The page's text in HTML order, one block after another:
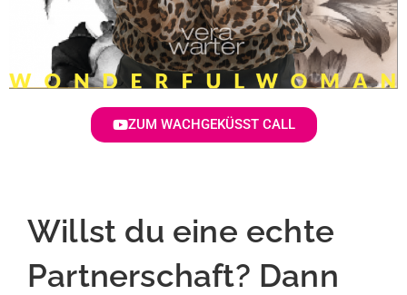
ZUM WACHGEKÜSST CALL
Willst du eine echte
Partnerschaft? Dann